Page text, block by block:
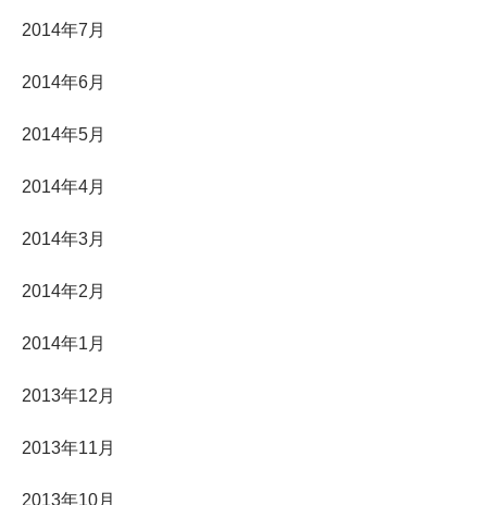
2014年7月
2014年6月
2014年5月
2014年4月
2014年3月
2014年2月
2014年1月
2013年12月
2013年11月
2013年10月